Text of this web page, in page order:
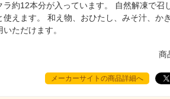
ラ約12本分が入っています。 自然解凍で召
使えます。 和え物、おひたし、みそ汁、か
ただけます。
商
メーカーサイトの商品詳細へ